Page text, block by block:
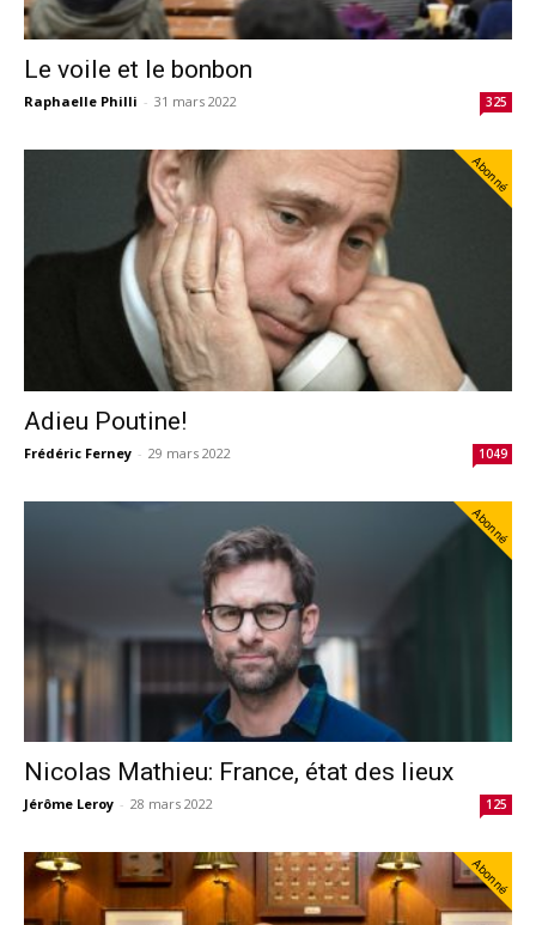
Le voile et le bonbon
Raphaelle Philli - 31 mars 2022 325
Abonné
Adieu Poutine!
Frédéric Ferney - 29 mars 2022 1049
Abonné
Nicolas Mathieu: France, état des lieux
Jérôme Leroy - 28 mars 2022 125
Abonné